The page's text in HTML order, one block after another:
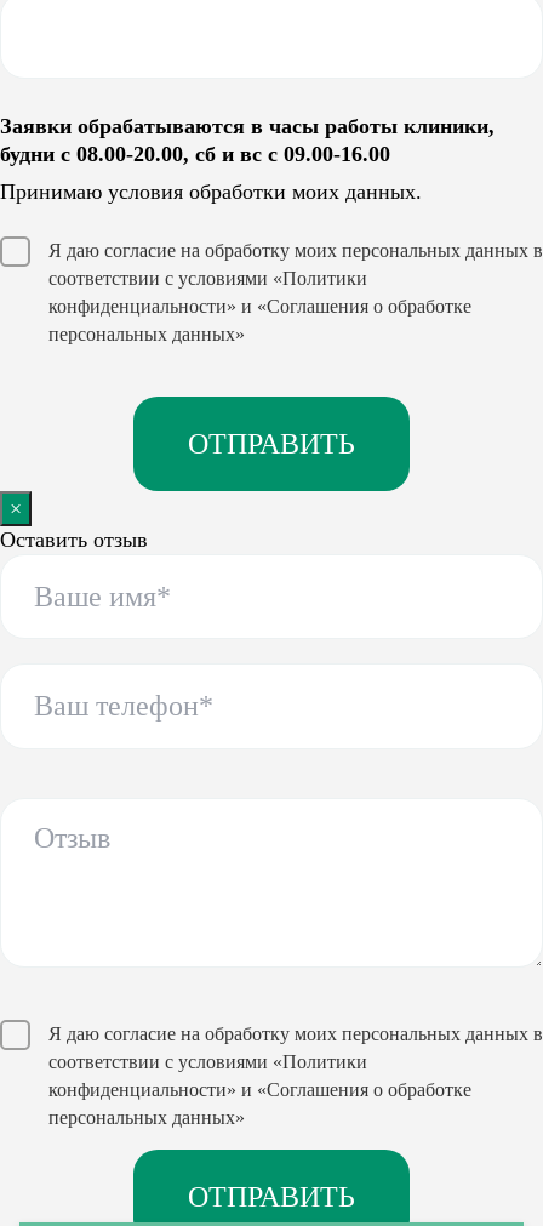
Заявки обрабатываются в часы работы клиники,
будни с 08.00-20.00, сб и вс с 09.00-16.00
Принимаю условия обработки моих данных.
Я даю согласие на обработку моих персональных данных в
соответствии с условиями «Политики
конфиденциальности» и «Соглашения о обработке
персональных данных»
×
Оставить отзыв
Я даю согласие на обработку моих персональных данных в
соответствии с условиями «Политики
конфиденциальности» и «Соглашения о обработке
персональных данных»